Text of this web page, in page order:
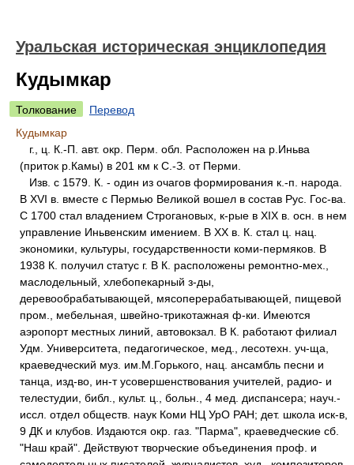
Уральская историческая энциклопедия
Кудымкар
Толкование
Перевод
Кудымкар
г., ц. К.-П. авт. окр. Перм. обл. Расположен на р.Иньва
(приток р.Камы) в 201 км к С.-З. от Перми.
Изв. с 1579. К. - один из очагов формирования к.-п. народа.
В XVI в. вместе с Пермью Великой вошел в состав Рус. Гос-ва.
С 1700 стал владением Строгановых, к-рые в XIX в. осн. в нем
управление Иньвенским имением. В XX в. К. стал ц. нац.
экономики, культуры, государственности коми-пермяков. В
1938 К. получил статус г. В К. расположены ремонтно-мех.,
маслодельный, хлебопекарный з-ды,
деревообрабатывающей, мясоперерабатывающей, пищевой
пром., мебельная, швейно-трикотажная ф-ки. Имеются
аэропорт местных линий, автовокзал. В К. работают филиал
Удм. Университета, педагогическое, мед., лесотехн. уч-ща,
краеведческий муз. им.М.Горького, нац. ансамбль песни и
танца, изд-во, ин-т усовершенствования учителей, радио- и
телестудии, библ., культ. ц., больн., 4 мед. диспансера; науч.-
иссл. отдел обществ. наук Коми НЦ УрО РАН; дет. школа иск-в,
9 ДК и клубов. Издаются окр. газ. "Парма", краеведческие сб.
"Наш край". Действуют творческие объединения проф. и